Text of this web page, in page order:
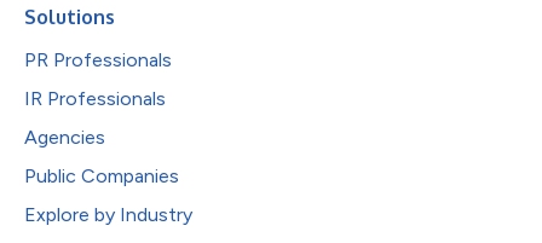
Solutions
PR Professionals
IR Professionals
Agencies
Public Companies
Explore by Industry